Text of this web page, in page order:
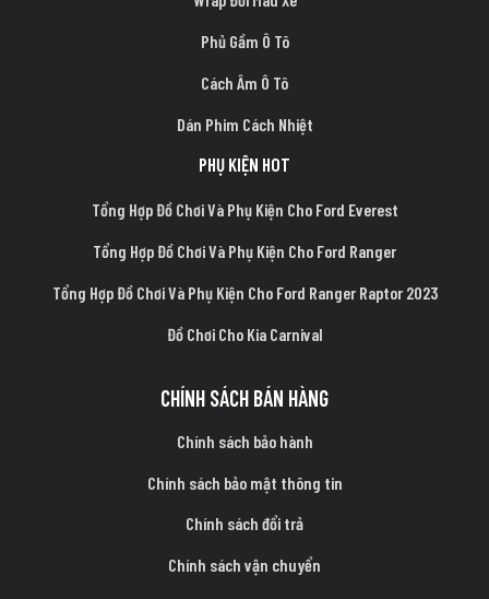
Phủ Gầm Ô Tô
Cách Âm Ô Tô
Dán Phim Cách Nhiệt
PHỤ KIỆN HOT
Tổng Hợp Đồ Chơi Và Phụ Kiện Cho Ford Everest
Tổng Hợp Đồ Chơi Và Phụ Kiện Cho Ford Ranger
Tổng Hợp Đồ Chơi Và Phụ Kiện Cho Ford Ranger Raptor 2023
Đồ Chơi Cho Kia Carnival
CHÍNH SÁCH BÁN HÀNG
Chính sách bảo hành
Chính sách bảo mật thông tin
Chính sách đổi trả
Chính sách vận chuyển